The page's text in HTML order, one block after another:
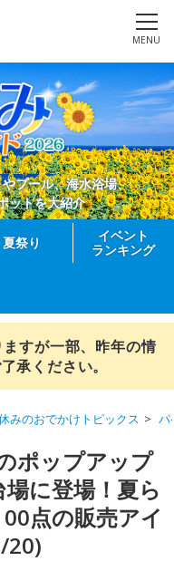
MENU
プール、海水浴場、
ットを大紹介
夏祭り
イベント
ランキング
すが一部、昨年の情
承ください。
みのおでかけトピックス パ
ポップアップ
に登場！夏ら
点の販売アイ
20)